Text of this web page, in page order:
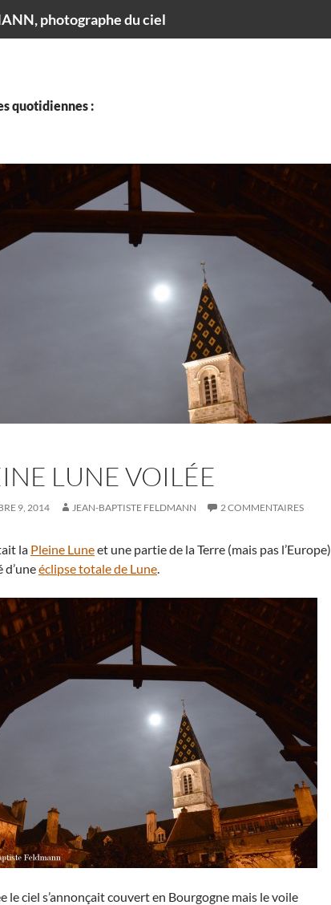
photographe du ciel
quotidiennes :
LUNE VOILÉE
9, 2014 JEAN-BAPTISTE FELDMANN 2 COMMENTAIRES
la Pleine Luneet une partie de la Terre (mais pas l’Europe)
éclipse totale de Lune.
le ciel s’annonçait couvert en Bourgogne mais le voile